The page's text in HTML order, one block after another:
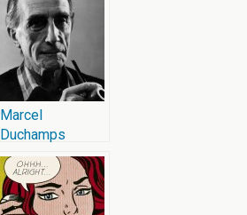
Marcel
Duchamps